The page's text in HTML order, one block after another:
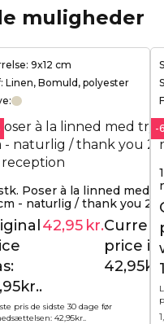
muligheder
kr.
9x12 cm
Linen, Bomuld, polyester
Poser à la linned med
- naturlig / thank you 2
42,95 kr.Current
price is:
42,95kr..
pris de sidste 30 dage før
42,95kr.
-